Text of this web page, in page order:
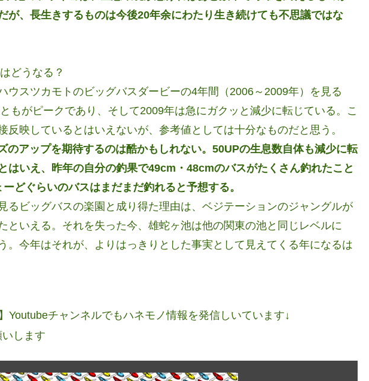
が、長生きするものは今後20年余にわたり生き続けても不思議ではな
どうなる？
ウスツカモトのビッグバスダービーの4年間（2006～2009年）を見る
もがピークであり、そして2009年は急にガクッと減少に転じている。こ
反映しているとはいえないが、参考値としては十分なものだと思う。
のアップを期待するのは酷かもしれない。50UPの生息数自体も減少に転
はいえ、昨年の自分の釣果で49cm・48cmのバスがたくさん釣れたこと
どぐらいのバスはまだまだ釣れると予想する。
るビッグバスの楽園と成り得た理由は、ベジテーションのジャングルが
といえる。それを失った今、雄蛇ヶ池は他の関東の池と同じレベルに
。今年はそれが、よりはっきりとした事実として見えてくる年になるは
Youtubeチャンネルでもハネモノ情報を発信しいています↓
します